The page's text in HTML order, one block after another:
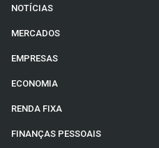
NOTÍCIAS
MERCADOS
EMPRESAS
ECONOMIA
RENDA FIXA
FINANÇAS PESSOAIS